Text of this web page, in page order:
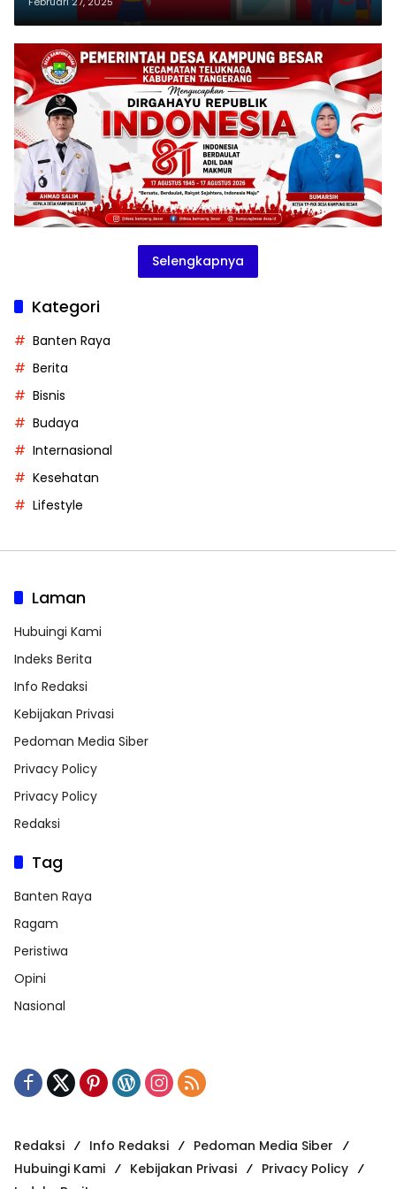
Pengetahuan, Seni dan Teknologi
Selengkapnya
Kategori
Banten Raya
Berita
Bisnis
Budaya
Internasional
Kesehatan
Lifestyle
Laman
Hubuingi Kami
Indeks Berita
Info Redaksi
Kebijakan Privasi
Pedoman Media Siber
Privacy Policy
Privacy Policy
Redaksi
Tag
Banten Raya
Ragam
Peristiwa
Opini
Nasional
Redaksi Info Redaksi
Pedoman Media Siber
Hubuingi Kami
Kebijakan Privasi
Privacy Policy